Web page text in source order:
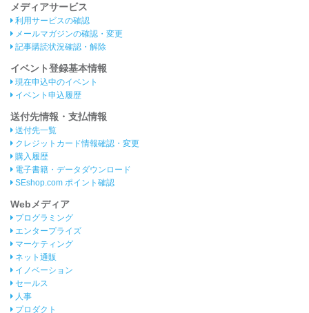
メディアサービス
利用サービスの確認
メールマガジンの確認・変更
記事購読状況確認・解除
イベント登録基本情報
現在申込中のイベント
イベント申込履歴
送付先情報・支払情報
送付先一覧
クレジットカード情報確認・変更
購入履歴
電子書籍・データダウンロード
SEshop.com ポイント確認
Webメディア
プログラミング
エンタープライズ
マーケティング
ネット通販
イノベーション
セールス
人事
プロダクト